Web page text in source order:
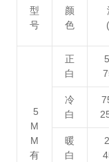
型
号
颜
色
5
M
M
有
正
白
冷
白
暖
白